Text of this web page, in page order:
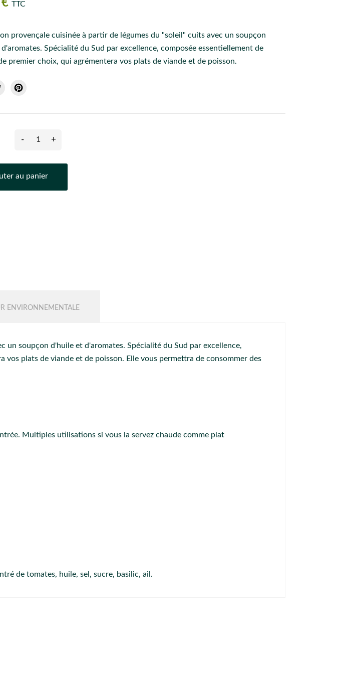
TTC
provençale cuisinée à partir de légumes du "soleil" cuits avec un soupçon
Spécialité du Sud par excellence, composée essentiellement de
premier choix, qui agrémentera vos plats de viande et de poisson.
- +
au panier
ENVIRONNEMENTALE
un soupçon d'huile et d'aromates. Spécialité du Sud par excellence,
plats de viande et de poisson. Elle vous permettra de consommer des
Multiples utilisations si vous la servez chaude comme plat
de tomates, huile, sel, sucre, basilic, ail.